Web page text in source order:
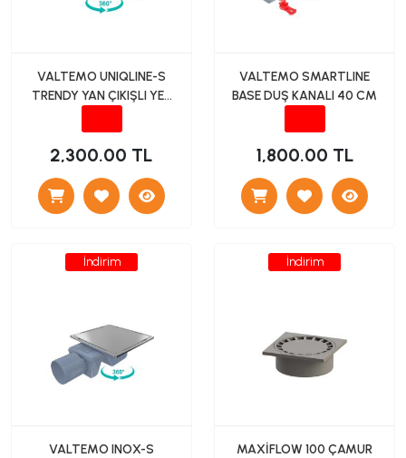
VALTEMO UNIQLINE-S
TRENDY YAN ÇIKIŞLI YER
2,300.00 TL
VALTEMO SMARTLINE
BASE DUŞ KANALI 40 CM
1,800.00 TL
İndirim
VALTEMO INOX-S
İndirim
MAXİFLOW 100 ÇAMUR